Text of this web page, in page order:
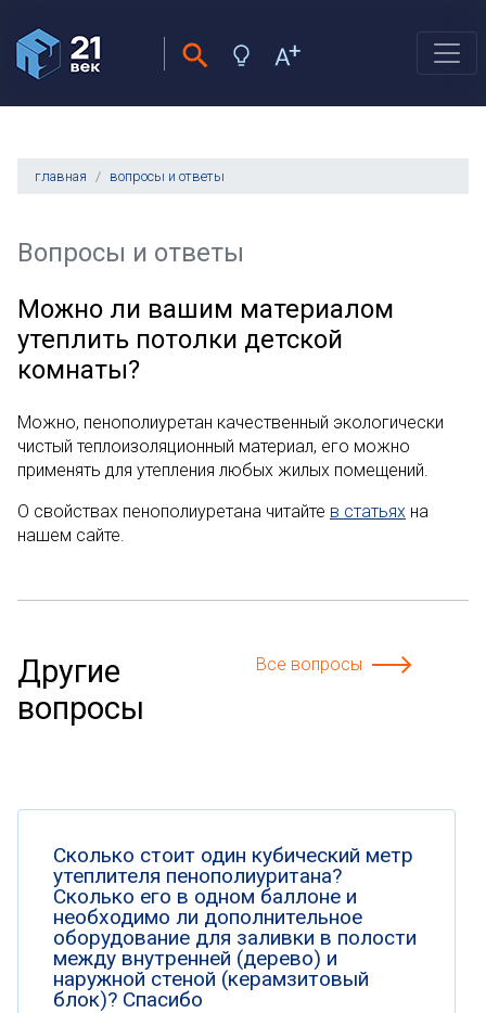
главная вопросы и ответы
Вопросы и ответы
Можно ли вашим материалом
утеплить потолки детской
комнаты?
Можно, пенополиуретан качественный экологически
чистый теплоизоляционный материал, его можно
применять для утепления любых жилых помещений.
О свойствах пенополиуретана читайте в статьях на
нашем сайте.
Другие
вопросы
Все вопросы
Сколько стоит один кубический метр
утеплителя пенополиуритана?
Сколько его в одном баллоне и
необходимо ли дополнительное
оборудование для заливки в полости
между внутренней (дерево) и
наружной стеной (керамзитовый
блок)? Спасибо